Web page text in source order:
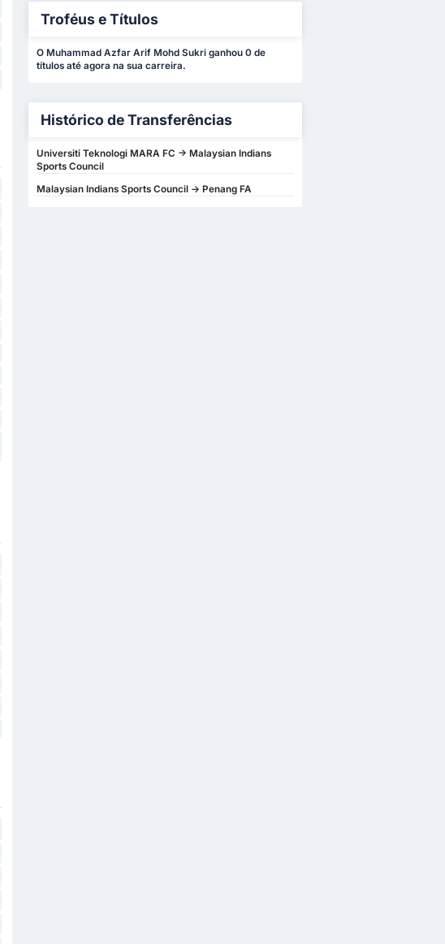
Troféus e Títulos
O Muhammad Azfar Arif Mohd Sukri ganhou 0 de
títulos até agora na sua carreira.
Histórico de Transferências
Universiti Teknologi MARA FC -> Malaysian Indians
Sports Council
Malaysian Indians Sports Council -> Penang FA